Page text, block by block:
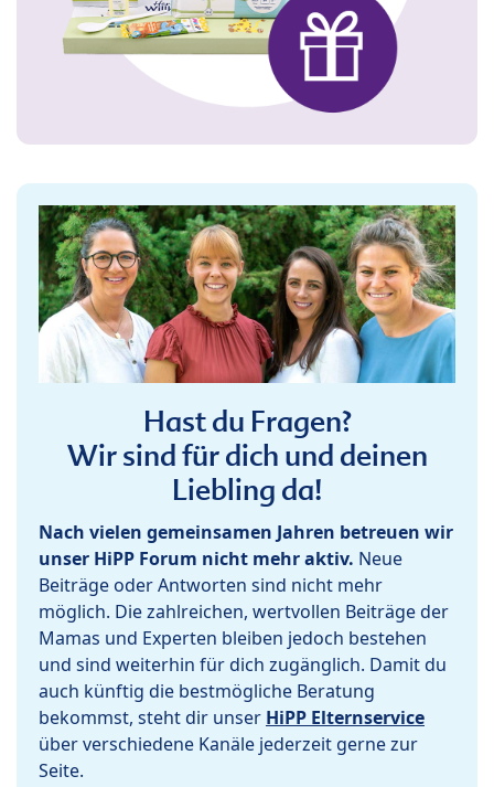
Hast du Fragen?
Wir sind für dich und deinen
Liebling da!
Nach vielen gemeinsamen Jahren betreuen wir
unser HiPP Forum nicht mehr aktiv. Neue
Beiträge oder Antworten sind nicht mehr
möglich. Die zahlreichen, wertvollen Beiträge der
Mamas und Experten bleiben jedoch bestehen
und sind weiterhin für dich zugänglich. Damit du
auch künftig die bestmögliche Beratung
bekommst, steht dir unser HiPP Elternservice
über verschiedene Kanäle jederzeit gerne zur
Seite.